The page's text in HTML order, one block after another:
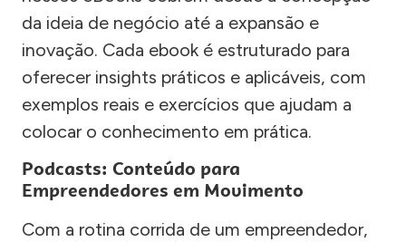
da ideia de negócio até a expansão e
inovação. Cada ebook é estruturado para
oferecer insights práticos e aplicáveis, com
exemplos reais e exercícios que ajudam a
colocar o conhecimento em prática.
Podcasts: Conteúdo para
Empreendedores em Movimento
Com a rotina corrida de um empreendedor,